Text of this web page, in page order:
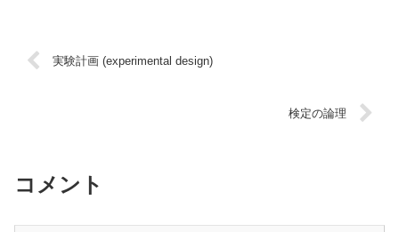
実験計画 (experimental design)
検定の論理
コメント